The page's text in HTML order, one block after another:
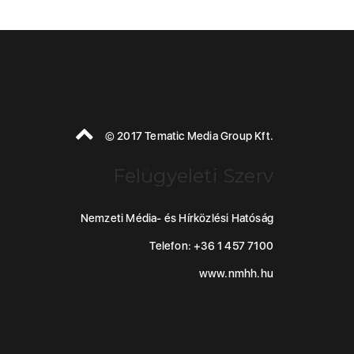
© 2017 Tematic Media Group Kft.
Felügyeleti Szerv
Nemzeti Média- és Hírközlési Hatóság
Telefon: +36 1 457 7100
www.nmhh.hu